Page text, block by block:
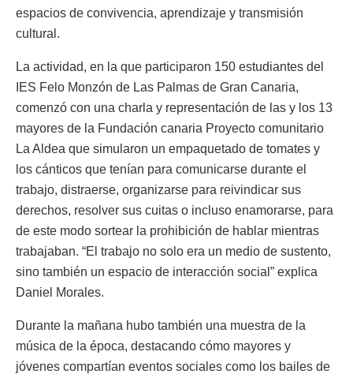
espacios de convivencia, aprendizaje y transmisión
cultural.
La actividad, en la que participaron 150 estudiantes del
IES Felo Monzón de Las Palmas de Gran Canaria,
comenzó con una charla y representación de las y los 13
mayores de la Fundación canaria Proyecto comunitario
La Aldea que simularon un empaquetado de tomates y
los cánticos que tenían para comunicarse durante el
trabajo, distraerse, organizarse para reivindicar sus
derechos, resolver sus cuitas o incluso enamorarse, para
de este modo sortear la prohibición de hablar mientras
trabajaban. “El trabajo no solo era un medio de sustento,
sino también un espacio de interacción social” explica
Daniel Morales.
Durante la mañana hubo también una muestra de la
música de la época, destacando cómo mayores y
jóvenes compartían eventos sociales como los bailes de